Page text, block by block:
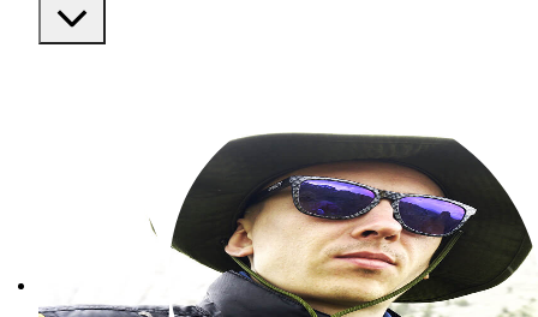
незабываемыми, полными